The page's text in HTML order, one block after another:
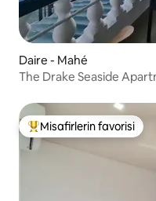
Daire - Mahé
The Drake Seaside
Misafirlerin favorilerinden
Misafirlerin favorisi